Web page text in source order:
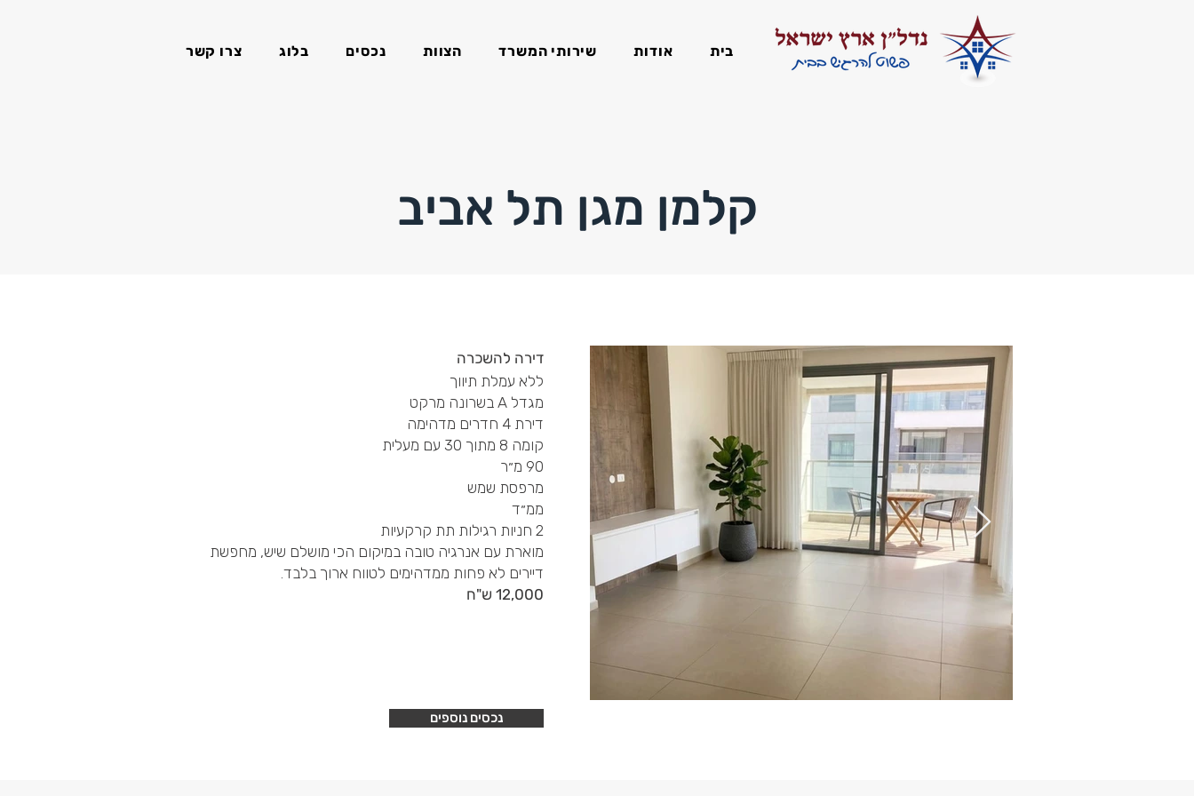
בית אודות שירותי המשרד הצוות נכסים בלוג צרו קשר
קלמן מגן תל אביב
דירה להשכרה
ללא עמלת תיווך
מגדל A בשרונה מרקט
דירת 4 חדרים מדהימה
קומה 8 מתוך 30 עם מעלית
90 מ״ר
מרפסת שמש
ממ״ד
2 חניות רגילות תת קרקעיות
מוארת עם אנרגיה טובה במיקום הכי מושלם שיש, מחפשת
דיירים לא פחות ממדהימים לטווח ארוך בלבד.
12,000 ש"ח
נכסים נוספים